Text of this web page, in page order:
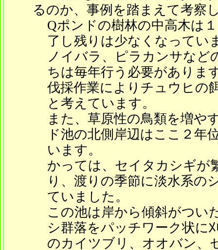
るのか、事例を踏まえて考察
Qポンドの樹林の中高木は
了し残りは少なくなってい
ノイバラ、ピラカンサなど
ちは毎年行う必要がありま
伐採作業によりチュウヒの
と考えています。
また、草原性の鳥類を増や
ド池の北側岸辺はここ２年
います。
かっては、セイタカシギが
り、渡りの季節に淡水系の
ていました。
この池は岸から傾斜がつい
シ群落をパッチワーク状に
のカイツブリ、オオバン、